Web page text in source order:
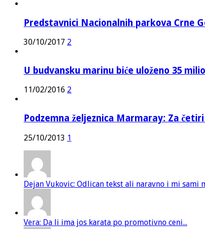
Predstavnici Nacionalnih parkova Crne
30/10/2017 2
U budvansku marinu biće uloženo 35
11/02/2016 2
Podzemna željeznica Marmaray: Za
25/10/2013 1
Dejan Vukovic: Odlican tekst ali naravno i mi sami
Vera: Da li ima jos karata po promotivno ceni...